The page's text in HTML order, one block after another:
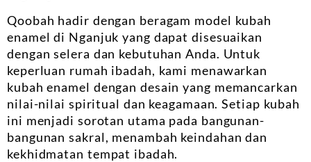
Qoobah hadir dengan beragam model kubah
enamel di Nganjuk yang dapat disesuaikan
dengan selera dan kebutuhan Anda. Untuk
keperluan rumah ibadah, kami menawarkan
kubah enamel dengan desain yang memancarkan
nilai-nilai spiritual dan keagamaan. Setiap kubah
ini menjadi sorotan utama pada bangunan-
bangunan sakral, menambah keindahan dan
kekhidmatan tempat ibadah.